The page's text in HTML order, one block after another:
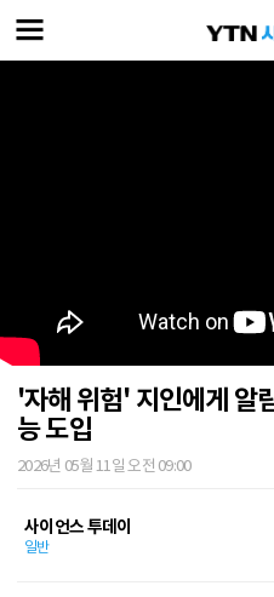
'자해 위험' 지인에게 알
능 도입
2026년 05월 11일 오전 09:00
사이언스 투데이
일반